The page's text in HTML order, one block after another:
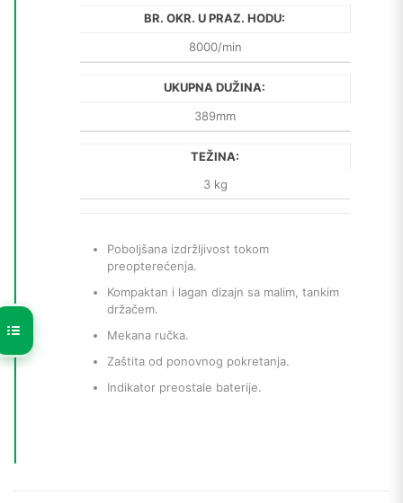
BR. OKR. U PRAZ. HODU:
8000/min
UKUPNA DUŽINA:
389mm
TEŽINA:
3 kg
Poboljšana izdržljivost tokom
preopterećenja.
Kompaktan i lagan dizajn sa malim, tankim
držačem.
Mekana ručka.
Zaštita od ponovnog pokretanja.
Indikator preostale baterije.